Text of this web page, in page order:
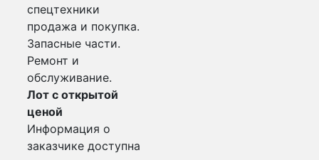
спецтехники
продажа и покупка.
Запасные части.
Ремонт и
обслуживание.
Лот с открытой
ценой
Информация о
заказчике доступна